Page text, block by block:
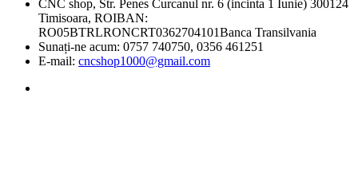
CNC shop, Str. Penes Curcanul nr. 6 (incinta 1 Iunie) 300124
Timisoara, ROIBAN:
RO05BTRLRONCRT0362704101Banca Transilvania
Sunați-ne acum: 0757 740750, 0356 461251
E-mail: cncshop1000@gmail.com